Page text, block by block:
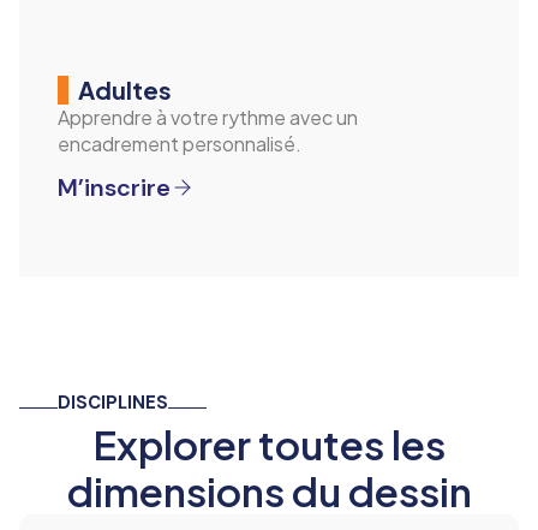
Adultes
Apprendre à votre rythme avec un
encadrement personnalisé.
M’inscrire
DISCIPLINES
Explorer toutes les
dimensions du dessin